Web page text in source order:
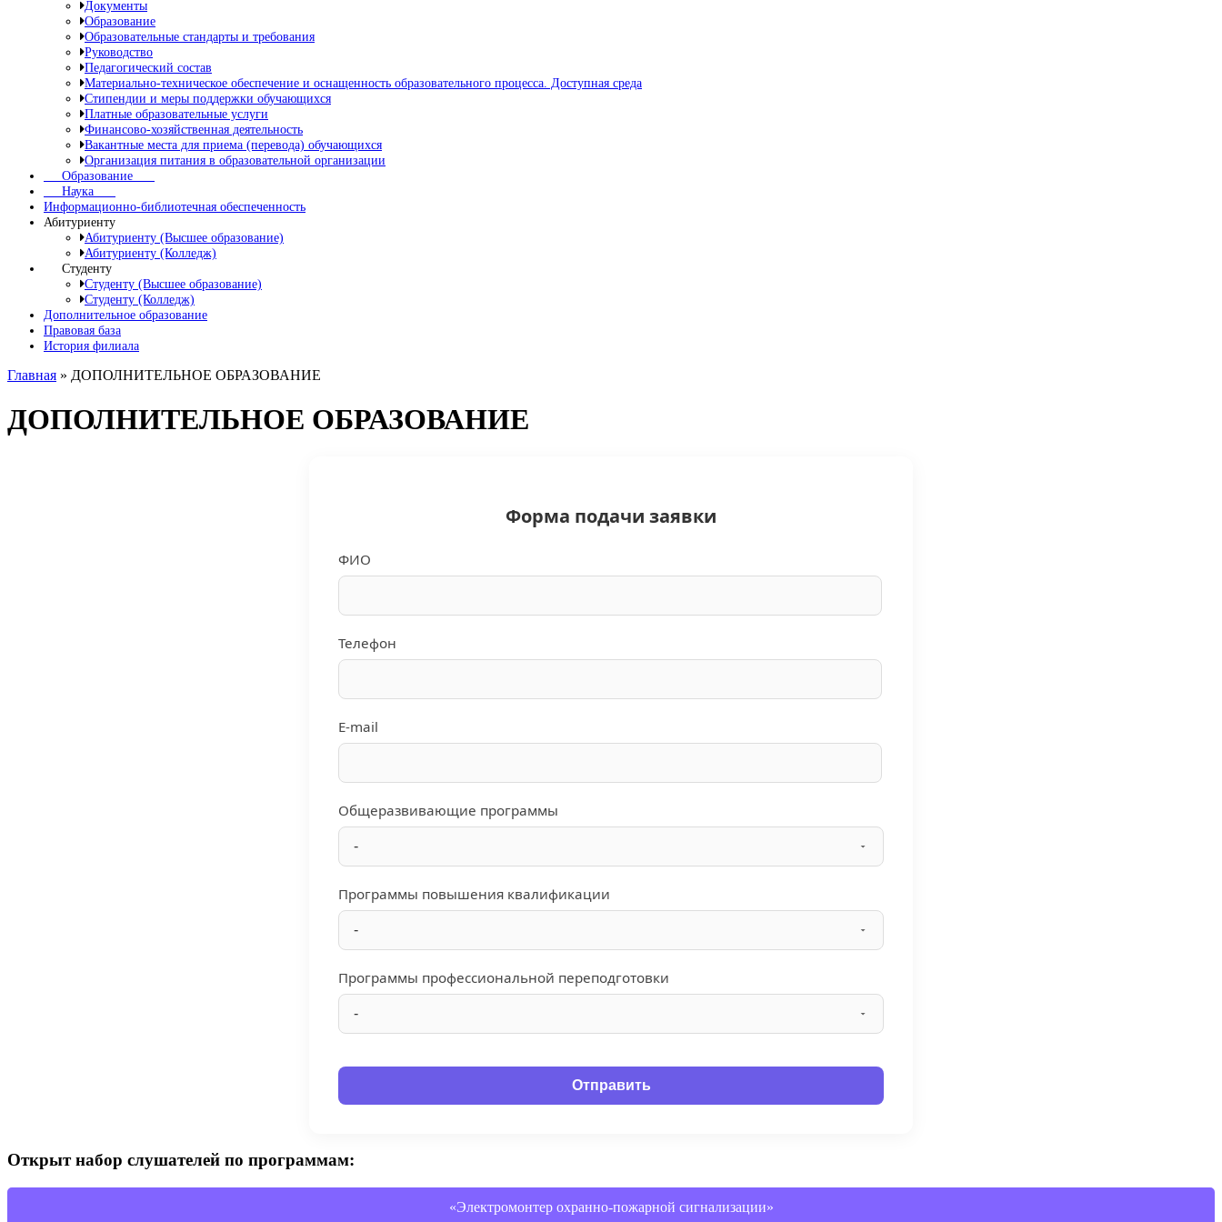
Документы
Образование
Образовательные стандарты и требования
Руководство
Педагогический состав
Материально-техническое обеспечение и оснащенность образовательного процесса. Доступная среда
Стипендии и меры поддержки обучающихся
Платные образовательные услуги
Финансово-хозяйственная деятельность
Вакантные места для приема (перевода) обучающихся
Организация питания в образовательной организации
Образование
Наука
Информационно-библиотечная обеспеченность
Абитуриенту
Абитуриенту (Высшее образование)
Абитуриенту (Колледж)
Студенту
Студенту (Высшее образование)
Студенту (Колледж)
Дополнительное образование
Правовая база
История филиала
Главная » ДОПОЛНИТЕЛЬНОЕ ОБРАЗОВАНИЕ
ДОПОЛНИТЕЛЬНОЕ ОБРАЗОВАНИЕ
Форма подачи заявки
ФИО
Телефон
E-mail
Общеразвивающие программы
Программы повышения квалификации
Программы профессиональной переподготовки
Отправить
Открыт набор слушателей по программам:
«Электромонтер охранно-пожарной сигнализации»